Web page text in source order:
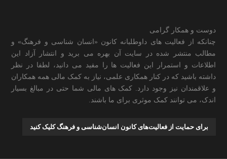
دوست و همکار گرامی
چنانکه از فعالیت های داوطلبانه کانون «انسان شناسی و فرهنگ» و
مطالب منتشر شده در سایت آن بهره می برید و انتشار آزاد این
اطلاعات و استمرار این فعالیت ها را مفید می دانید، لطفا در نظر
داشته باشید که در کنار همکاری علمی، نیاز به کمک مالی همه همکاران
و علاقمندان نیز وجود دارد. کمک های مالی شما حتی در مبالغ بسیار
اندک، می توانند کمک موثری برای ما باشند.
برای حمایت از فعالیت‌های کانون انسان‌شناسی و فرهنگ کلیک کنید